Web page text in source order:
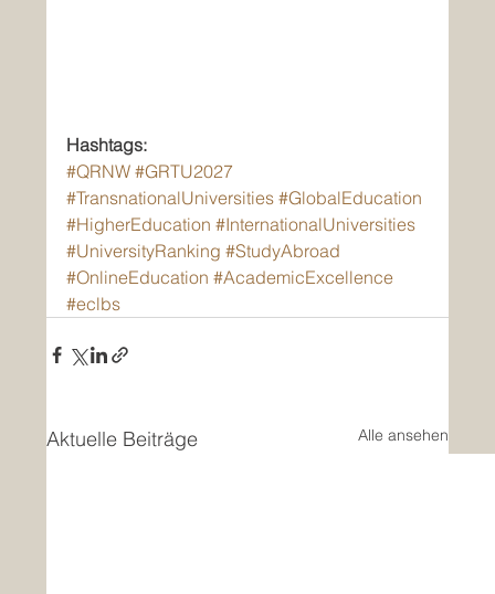
Hashtags:
#QRNW #GRTU2027
#TransnationalUniversities #GlobalEducation
#HigherEducation #InternationalUniversities
#UniversityRanking #StudyAbroad
#OnlineEducation #AcademicExcellence
#eclbs
Aktuelle Beiträge Alle ansehen